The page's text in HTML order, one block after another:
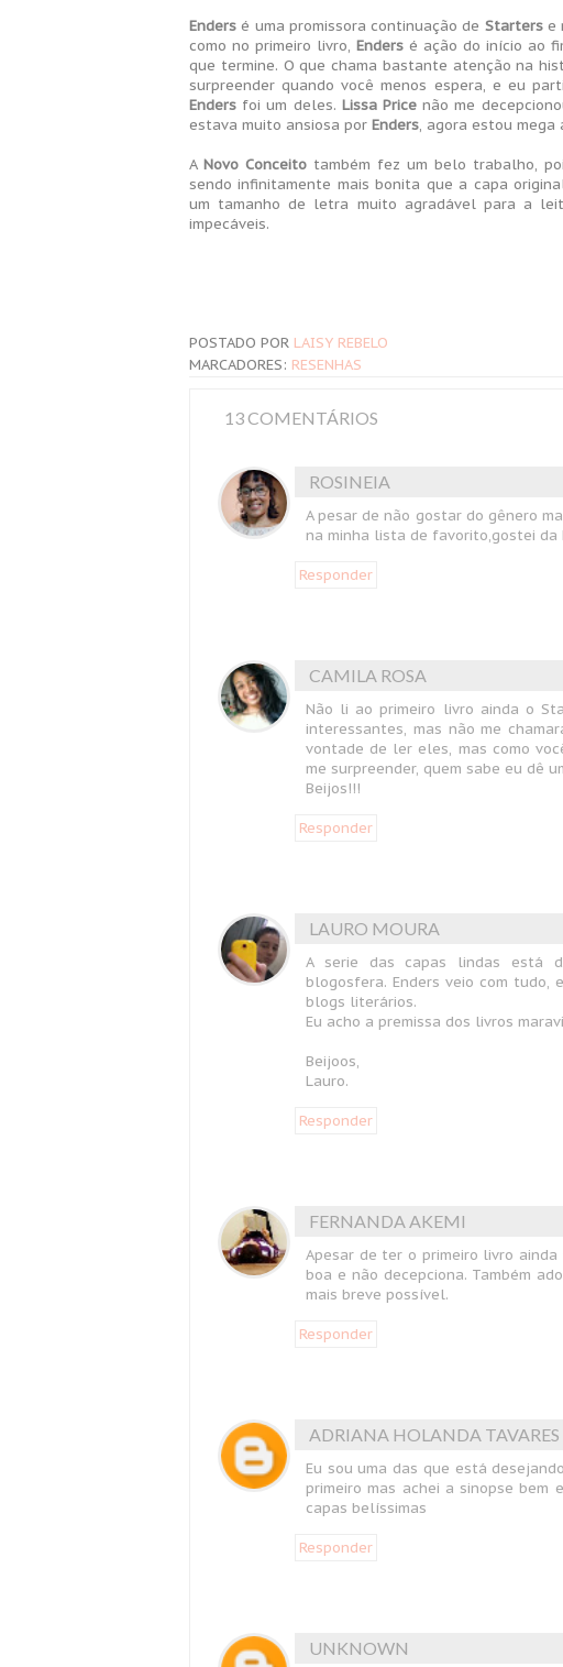
Enders é uma promissora continuação de Starterse
como no primeiro livro, Enders é ação do início ao
que termine. O que chama bastante atenção na
surpreender quando você menos espera, e eu
Enders foi um deles. Lissa Pricenão me
estava muito ansiosa por Enders, agora estou
A Novo Conceitotambém fez um belo trabalho,
sendo infinitamente mais bonita que a capa
um tamanho de letra muito agradável para a
impecáveis.
POSTADO POR LAISY REBELO
MARCADORES: RESENHAS
13 COMENTÁRIOS
ROSINEIA
A pesar de não gostar do gênero
na minha lista de favorito,gostei
Responder
CAMILA ROSA
Não li ao primeiro livro ainda o
interessantes, mas não me
vontade de ler eles, mas como
me surpreender, quem sabe eu dê
Beijos!!!
Responder
LAURO MOURA
A serie das capas lindas está
blogosfera. Enders veio com
blogs literários.
Eu acho a premissa dos livros
Beijoos,
Lauro.
Responder
FERNANDA AKEMI
Apesar de ter o primeiro livro
boa e não decepciona. Também
mais breve possível.
Responder
ADRIANA HOLANDA TAVARES
Eu sou uma das que está
primeiro mas achei a sinopse
capas belíssimas
Responder
UNKNOWN